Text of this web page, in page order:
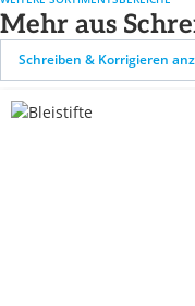
Mehr aus
Schreiben & Korrigieren